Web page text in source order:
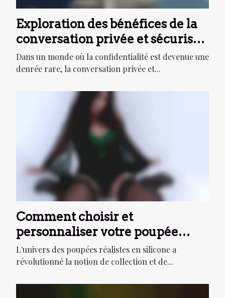
Exploration des bénéfices de la
conversation privée et sécurisée
par téléphone
Dans un monde où la confidentialité est devenue une
denrée rare, la conversation privée et...
Comment choisir et
personnaliser votre poupée
réaliste en silicone
L'univers des poupées réalistes en silicone a
révolutionné la notion de collection et de...